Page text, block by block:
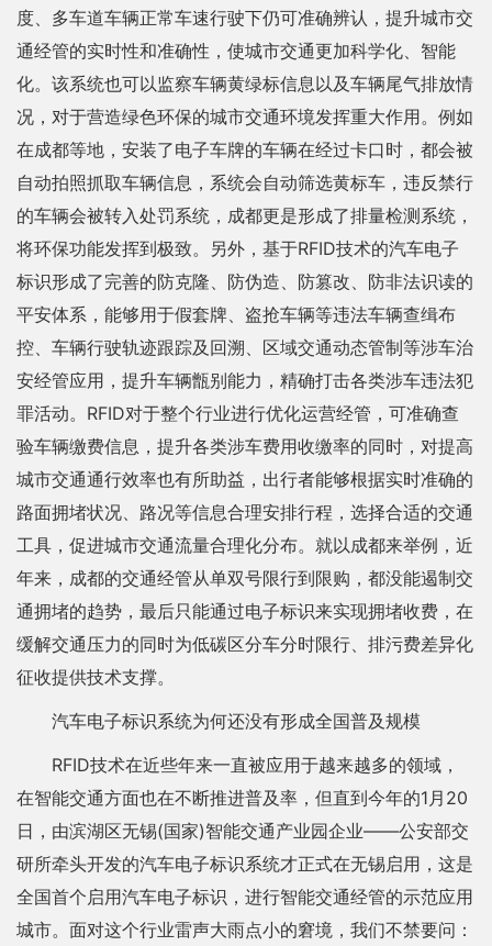
度、多车道车辆正常车速行驶下仍可准确辨认，提升城市交
通经管的实时性和准确性，使城市交通更加科学化、智能
化。该系统也可以监察车辆黄绿标信息以及车辆尾气排放情
况，对于营造绿色环保的城市交通环境发挥重大作用。例如
在成都等地，安装了电子车牌的车辆在经过卡口时，都会被
自动拍照抓取车辆信息，系统会自动筛选黄标车，违反禁行
的车辆会被转入处罚系统，成都更是形成了排量检测系统，
将环保功能发挥到极致。另外，基于RFID技术的汽车电子
标识形成了完善的防克隆、防伪造、防篡改、防非法识读的
平安体系，能够用于假套牌、盗抢车辆等违法车辆查缉布
控、车辆行驶轨迹跟踪及回溯、区域交通动态管制等涉车治
安经管应用，提升车辆甑别能力，精确打击各类涉车违法犯
罪活动。RFID对于整个行业进行优化运营经管，可准确查
验车辆缴费信息，提升各类涉车费用收缴率的同时，对提高
城市交通通行效率也有所助益，出行者能够根据实时准确的
路面拥堵状况、路况等信息合理安排行程，选择合适的交通
工具，促进城市交通流量合理化分布。就以成都来举例，近
年来，成都的交通经管从单双号限行到限购，都没能遏制交
通拥堵的趋势，最后只能通过电子标识来实现拥堵收费，在
缓解交通压力的同时为低碳区分车分时限行、排污费差异化
征收提供技术支撑。
汽车电子标识系统为何还没有形成全国普及规模
RFID技术在近些年来一直被应用于越来越多的领域，
在智能交通方面也在不断推进普及率，但直到今年的1月20
日，由滨湖区无锡(国家)智能交通产业园企业——公安部交
研所牵头开发的汽车电子标识系统才正式在无锡启用，这是
全国首个启用汽车电子标识，进行智能交通经管的示范应用
城市。面对这个行业雷声大雨点小的窘境，我们不禁要问：